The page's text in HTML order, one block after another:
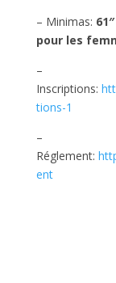
– Minimas:
pour les
–
Inscriptions:
tions-1
–
Réglement:
ent